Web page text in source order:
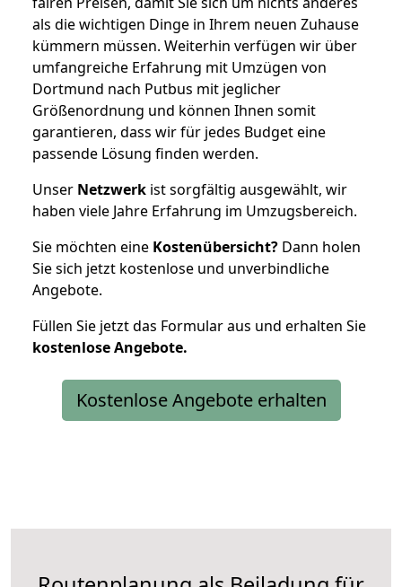
als die wichtigen Dinge in Ihrem neuen Zuhause
kümmern müssen. Weiterhin verfügen wir über
umfangreiche Erfahrung mit Umzügen von
Dortmund nach Putbus mit jeglicher
Größenordnung und können Ihnen somit
garantieren, dass wir für jedes Budget eine
passende Lösung finden werden.
Unser Netzwerk ist sorgfältig ausgewählt, wir
haben viele Jahre Erfahrung im Umzugsbereich.
Sie möchten eine Kostenübersicht? Dann holen
Sie sich jetzt kostenlose und unverbindliche
Angebote.
Füllen Sie jetzt das Formular aus und erhalten Sie
kostenloseAngebote.
Kostenlose Angebote erhalten